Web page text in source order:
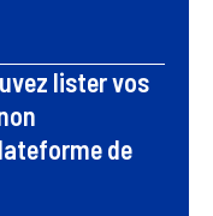
lister vos
de